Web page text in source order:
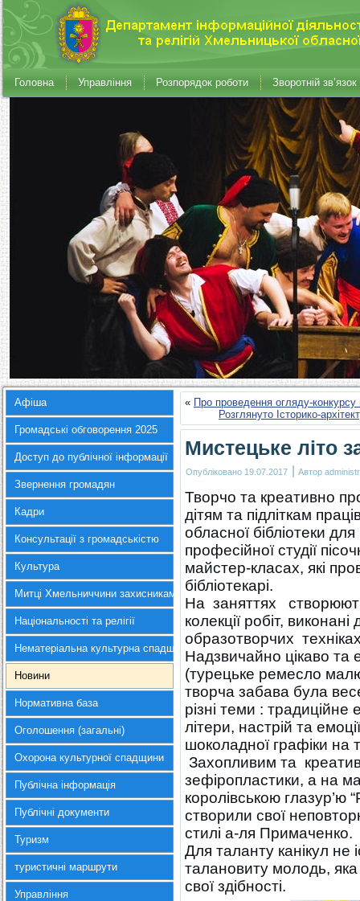
Головна Управління Розпорядок роботи Зворотній зв’язок
Афіша
Громадські обговорення 2025
Доступ до публічної інформації
Звернення громадян
Кадри
Консультації з громадськістю
Культура
Митці Хмельниччини захисникам України
Національності та релігії
Нематеріальна культурна спадщина
Новини
Нормативна база
Оголошення (загальні)
Охорона культурної спадщини
Публічна інформація
Публічні документи
Туризм
туристичні маршрути
Управління
« Про проведення огляду-конкурсу
Розглянуто Історико-
Мистецьке літо
Опубліковано 19.07.2017 | Автор
Творчо та креативно
дітям та підліткам
обласної бібліотеки
професійної студії
майстер-класах, які
бібліотекарі.
На заняттях
колекції робіт,
образотворчих
Надзвичайно цікаво та
(турецьке ремесло
творча забава була
різні теми : традиційне
літери, настрій та
шоколадної графіки на
Захопливим та
зефіропластики, а на
королівською глазур’ю
створили свої
стилі а-ля Примаченко.
Для таланту канікул не
талановиту молодь,
свої здібності.